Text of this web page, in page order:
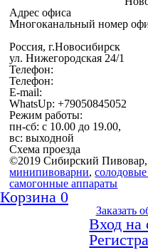
Адрес офиса
Многоканальный номер
Россия, г.Новосибирск
ул. Нижегородская 24/1
Телефон:
Телефон:
E-mail:
WhatsUp: +79050845052
Режим работы:
пн-сб: с 10.00 до 19.00,
вс: выходной
Схема проезда
©2019 Сибирский
минипивоварни,
самогонные аппараты
Корзина 0
Заказать
Вход на